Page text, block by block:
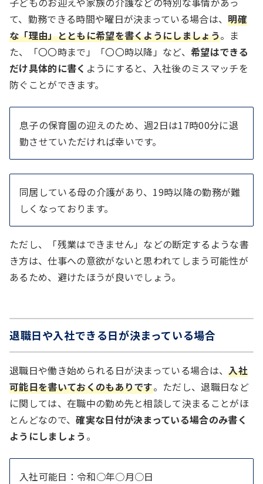
て、勤務できる時間や曜日が決まっている場合は、明確
な「理由」とともに希望を書くようにしましょう。ま
た、「〇〇時まで」「〇〇時以降」など、希望はできる
だけ具体的に書く ようにすると、入社後のミスマッチを
防ぐことができます。
息子の保育園の迎えのため、週2日は17時00分に退
勤させていただければ幸いです。
同居している母の介護があり、19時以降の勤務が難
しくなっております。
ただし、「残業はできません」などの断定するような書
き方は、仕事への意欲がないと思われてしまう可能性が
あるため、避けたほうが良いでしょう。
退職日や入社できる日が決まっている場合
退職日や働き始められる日が決まっている場合は、入社
可能日を書いておくのもありです。ただし、退職日など
に関しては、在職中の勤め先と相談して決まることがほ
とんどなので、確実な日付が決まっている場合のみ書く
ようにしましょう 。
入社可能日：令和○年○月○日